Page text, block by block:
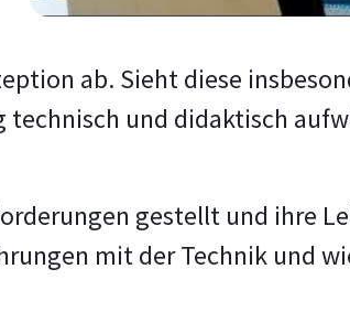
ab. Sieht diese
und didaktisch
gestellt und ihre
mit der Technik und